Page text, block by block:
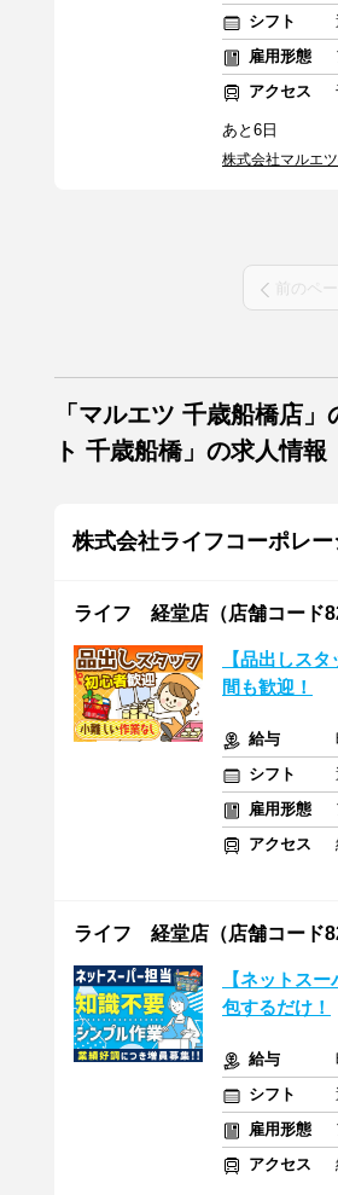
シフト
雇用形態
アクセス
あと6日
株式会社マルエ
前のペ
「マルエツ 千歳船橋店
ト 千歳船橋」の求人情報
株式会社ライフコーポレ
ライフ 経堂店（店舗コード
【品出しス
間も歓迎！
給与
シフト
雇用形態
アクセス
ライフ 経堂店（店舗コード
【ネットス
包するだけ！
給与
シフト
雇用形態
アクセス